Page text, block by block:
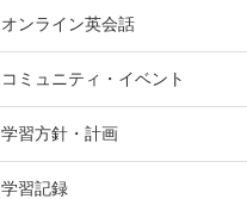
オンライン英会話
コミュニティ・イベント
学習方針・計画
学習記録